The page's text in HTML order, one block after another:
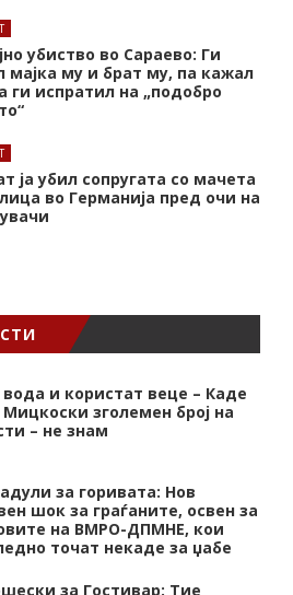
убиство во Сараево: Ги
мајка му и брат му, па кажал
ги испратил на „подобро
ја убил сопругата со мачета
во Германија пред очи на
и користат веце – Каде
зголемен број на
– не знам
за горивата: Нов
шок за граѓаните, освен за
на ВМРО-ДПМНЕ, кои
точат некаде за џабе
за Гостивар: Тие